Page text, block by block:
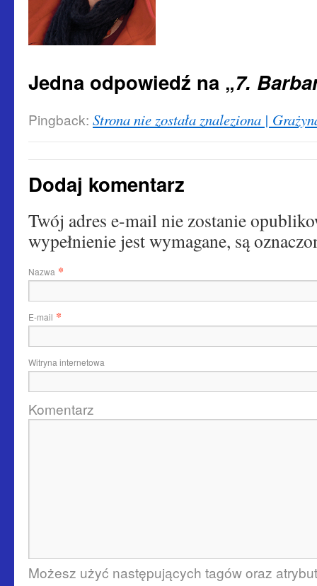
Jedna odpowiedź na „7.
Pingback: Strona nie została znaleziona |
Dodaj komentarz
Twój adres e-mail nie zostanie
wypełnienie jest wymagane, są
Nazwa *
E-mail *
Witryna internetowa
Komentarz
Możesz użyć następujących tagów oraz